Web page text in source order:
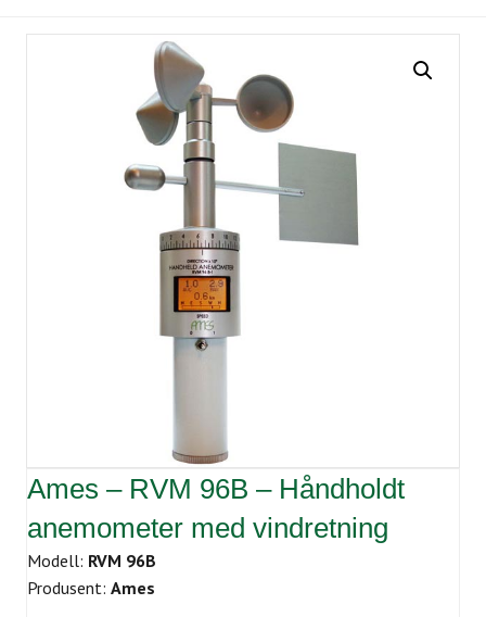
Ames – RVM 96B – Håndholdt
anemometer med vindretning
Modell: RVM 96B
Produsent: Ames